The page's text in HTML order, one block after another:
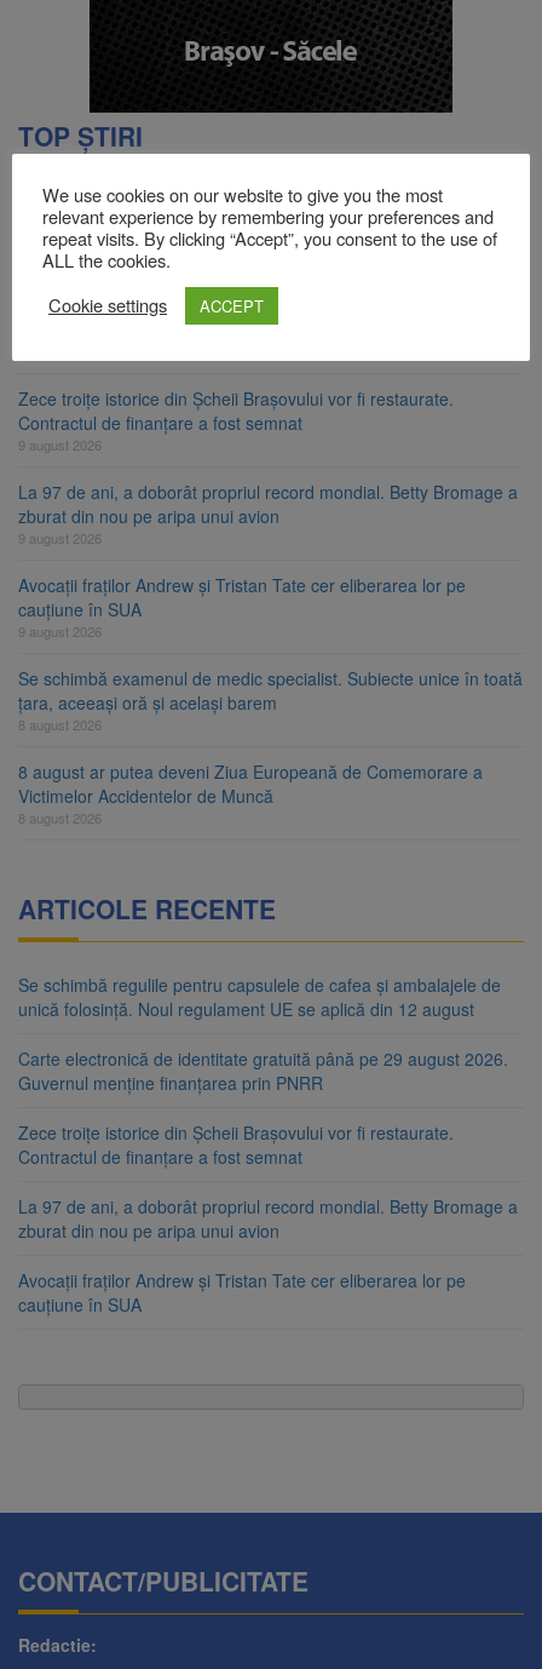
TOP ȘTIRI
Se schimbă regulile pentru capsulele de cafea și ambalajele de
unică folosință. Noul regulament UE se aplică din 12 august
9 august 2026
Carte electronică de identitate gratuită până pe 29 august 2026.
Guvernul menține finanțarea prin PNRR
Zece troițe istorice din Șcheii Brașovului vor fi restaurate.
Contractul de finanțare a fost semnat
9 august 2026
La 97 de ani, a doborât propriul record mondial. Betty Bromage a
zburat din nou pe aripa unui avion
9 august 2026
Avocații fraților Andrew și Tristan Tate cer eliberarea lor pe
cauțiune în SUA
9 august 2026
Se schimbă examenul de medic specialist. Subiecte unice în toată
țara, aceeași oră și același barem
8 august 2026
8 august ar putea deveni Ziua Europeană de Comemorare a
Victimelor Accidentelor de Muncă
8 august 2026
ARTICOLE RECENTE
Se schimbă regulile pentru capsulele de cafea și ambalajele de
unică folosință. Noul regulament UE se aplică din 12 august
Carte electronică de identitate gratuită până pe 29 august 2026.
Guvernul menține finanțarea prin PNRR
Zece troițe istorice din Șcheii Brașovului vor fi restaurate.
Contractul de finanțare a fost semnat
La 97 de ani, a doborât propriul record mondial. Betty Bromage a
zburat din nou pe aripa unui avion
Avocații fraților Andrew și Tristan Tate cer eliberarea lor pe
cauțiune în SUA
CONTACT/PUBLICITATE
Redactie:
We use cookies on our website to give you the most
relevant experience by remembering your preferences and
repeat visits. By clicking “Accept”, you consent to the use of
ALL the cookies.
Cookie settings
ACCEPT